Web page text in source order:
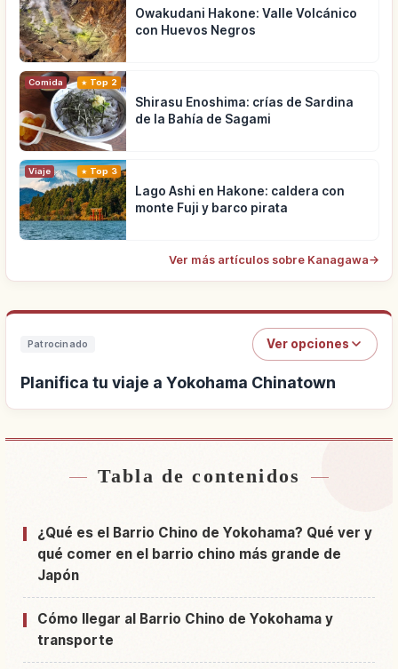
Owakudani Hakone: Valle Volcánico
con Huevos Negros
Comida Top 2
Shirasu Enoshima: crías de Sardina
de la Bahía de Sagami
Viaje Top 3
Lago Ashi en Hakone: caldera con
monte Fuji y barco pirata
Ver más artículos sobre Kanagawa→
Patrocinado Ver opciones
Planifica tu viaje a Yokohama Chinatown
Buscar alojamiento cerca de Yokohama
Buscar experiencias en Yokohama Chinatown
Tabla de contenidos
¿Qué es el Barrio Chino de Yokohama? Qué ver y
qué comer en el barrio chino más grande de
Japón
Cómo llegar al Barrio Chino de Yokohama y
transporte